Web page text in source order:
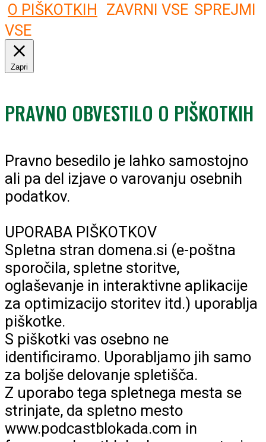
O PIŠKOTKIH ZAVRNI VSE SPREJMI
VSE
Zapri
PRAVNO OBVESTILO O PIŠKOTKIH
Pravno besedilo je lahko samostojno
ali pa del izjave o varovanju osebnih
podatkov.
UPORABA PIŠKOTKOV
Spletna stran domena.si (e-poštna
sporočila, spletne storitve,
oglaševanje in interaktivne aplikacije
za optimizacijo storitev itd.) uporablja
piškotke.
S piškotki vas osebno ne
identificiramo. Uporabljamo jih samo
za boljše delovanje spletišča.
Z uporabo tega spletnega mesta se
strinjate, da spletno mesto
www.podcastblokada.com in